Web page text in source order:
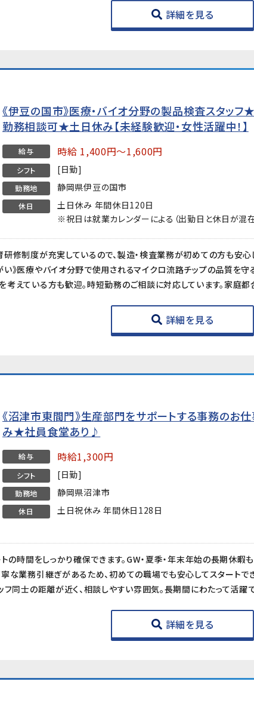
詳細を見る
《伊豆の国市》医療・バイオ分野の製品検査スタ
勤務相談可★土日休み【未経験歓迎・女性活躍中！】
給与 時給 1,400円～1,600円
シフト [日勤]
勤務地 静岡県伊豆の国市
休日
土日休み 年間休日120日
※祝日は就業カレンダーによる（出勤日と休日が混
詳細を見る
《沼津市東間門》生産部門をサポートする事務の
み★社員食堂あり♪
給与 時給1,300円
シフト [日勤]
勤務地 静岡県沼津市
休日 土日祝休み 年間休日128日
の時間をしっかり確保できます。GW・夏季・年末年始の長期休暇
な業務引継ぎがあるため、初めての職場でも安心してスタートでき
詳細を見る